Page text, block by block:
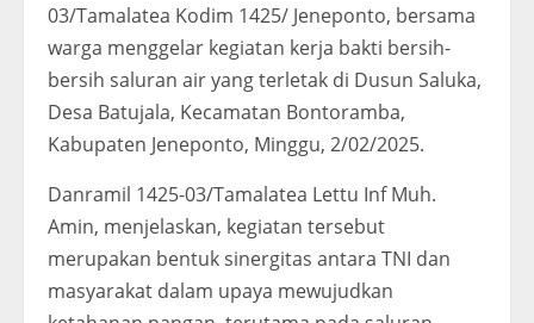
03/Tamalatea Kodim 1425/ Jeneponto, bersama
warga menggelar kegiatan kerja bakti bersih-
bersih saluran air yang terletak di Dusun Saluka,
Desa Batujala, Kecamatan Bontoramba,
Kabupaten Jeneponto, Minggu, 2/02/2025.
Danramil 1425-03/Tamalatea Lettu Inf Muh.
Amin, menjelaskan, kegiatan tersebut
merupakan bentuk sinergitas antara TNI dan
masyarakat dalam upaya mewujudkan